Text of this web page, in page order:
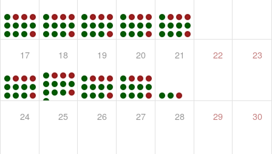
17 18 19 20 21 22 23
24 25 26 27 28 29 30